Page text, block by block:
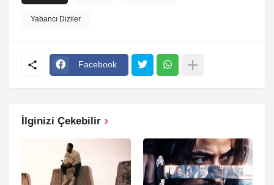
Yabancı Diziler
Facebook
İlginizi Çekebilir